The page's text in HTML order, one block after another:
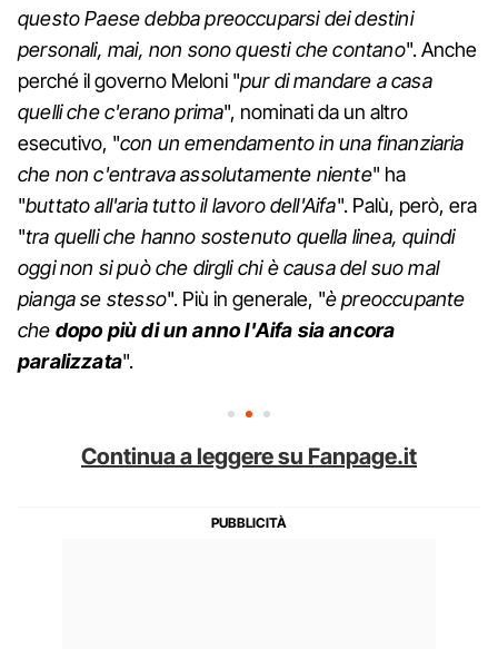
questo Paese debba preoccuparsi dei destini
personali, mai, non sono questi che contano". Anche
perché il governo Meloni "pur di mandare a casa
quelli che c'erano prima", nominati da un altro
esecutivo, "con un emendamento in una finanziaria
che non c'entrava assolutamente niente" ha
"buttato all'aria tutto il lavoro dell'Aifa". Palù, però, era
"tra quelli che hanno sostenuto quella linea, quindi
oggi non si può che dirgli chi è causa del suo mal
pianga se stesso". Più in generale, "è preoccupante
che dopo più di un anno l'Aifa sia ancora
paralizzata".
Continua a leggere su Fanpage.it